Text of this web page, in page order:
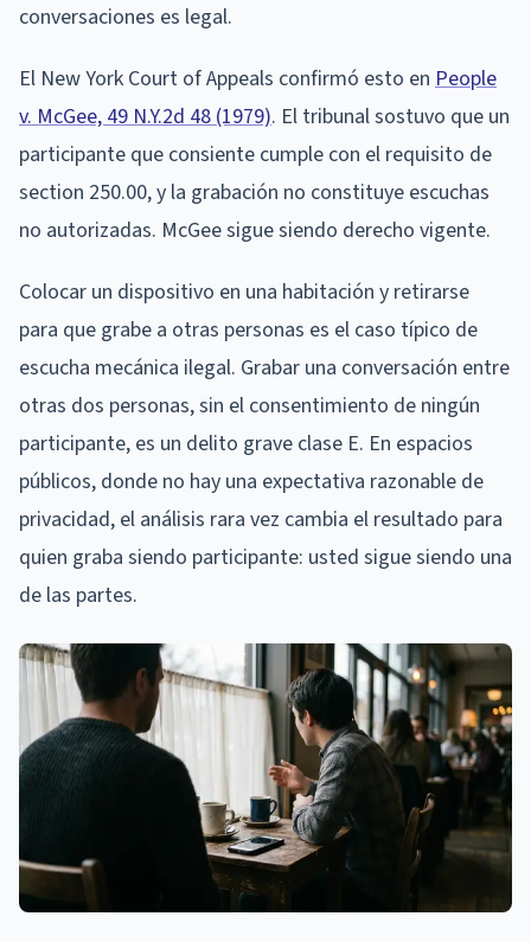
conversaciones es legal.
El New York Court of Appeals confirmó esto en People
v. McGee, 49 N.Y.2d 48 (1979). El tribunal sostuvo que un
participante que consiente cumple con el requisito de
section 250.00, y la grabación no constituye escuchas
no autorizadas. McGee sigue siendo derecho vigente.
Colocar un dispositivo en una habitación y retirarse
para que grabe a otras personas es el caso típico de
escucha mecánica ilegal. Grabar una conversación entre
otras dos personas, sin el consentimiento de ningún
participante, es un delito grave clase E. En espacios
públicos, donde no hay una expectativa razonable de
privacidad, el análisis rara vez cambia el resultado para
quien graba siendo participante: usted sigue siendo una
de las partes.